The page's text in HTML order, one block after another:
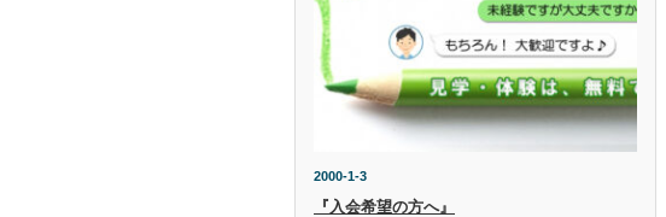
2000-1-3
『入会希望の方へ』